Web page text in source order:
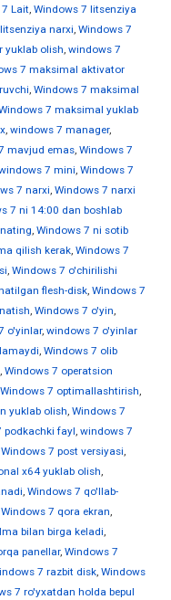
Lait, Windows 7 litsenziya
narxi, Windows 7
yuklab olish, windows 7
7 maksimal aktivator
, Windows 7 maksimal
7 maksimal yuklab
, windows 7 manager,
mavjud emas, Windows 7
7 mini, Windows 7
7 narxi, Windows 7 narxi
7 ni 14:00 dan boshlab
, Windows 7 ni sotib
qilish kerak, Windows 7
, Windows 7 o'chirilishi
flesh-disk, Windows 7
, Windows 7 o'yin,
o'yinlar, windows 7 o'yinlar
, Windows 7 olib
, Windows 7 operatsion
Windows 7 optimallashtirish,
yuklab olish, Windows 7
podkachki fayl, windows 7
Windows 7 post versiyasi,
x64 yuklab olish,
, Windows 7 qo'llab-
Windows 7 qora ekran,
bilan birga keladi,
panellar, Windows 7
7 razbit disk, Windows
7 ro'yxatdan holda bepul